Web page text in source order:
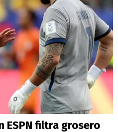
ESPN filtra grosero